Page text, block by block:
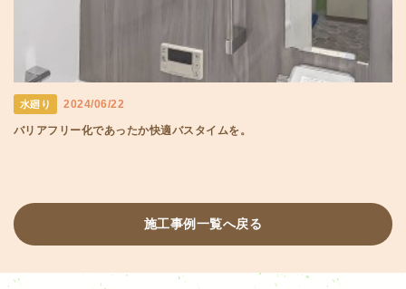
水廻り 2024/06/22
バリアフリー化であったか快適バスタイムを。
施工事例一覧へ戻る